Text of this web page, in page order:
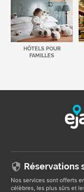
HÔTELS POUR
FAMILLES
Réservations
Nos services sont offerts
célèbres, les plus sûrs et